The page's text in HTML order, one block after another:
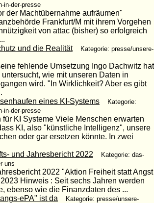
in-der-presse
der Machtübernahme aufräumen"
Frankfurt/M mit ihrem Vorgehen
von attac (bisher) so erfolgreich
und die Realität
Kategorie: presse/unsere-
fehlende Umsetzung Ingo Dachwitz hat
wie mit unseren Daten in
wird. "In Wirklichkeit? Aber es gibt
eines KI-Systems
Kategorie:
in-der-presse
für KI Systeme Viele Menschen erwarten
KI, also "künstliche Intelligenz", unsere
oder gar ersetzen könnte. In zwei
und Jahresbericht 2022
Kategorie: das-
uns
2022 "Aktion Freiheit statt Angst
Hinweis : Seit sechs Jahren werden
ebenso wie die Finanzdaten des ...
ePA" ist da
Kategorie: presse/unsere-